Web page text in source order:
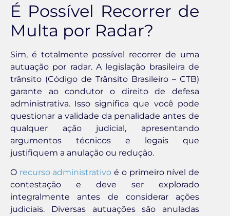
É Possível Recorrer de
Multa por Radar?
Sim, é totalmente possível recorrer de uma
autuação por radar. A legislação brasileira de
trânsito (Código de Trânsito Brasileiro – CTB)
garante ao condutor o direito de defesa
administrativa. Isso significa que você pode
questionar a validade da penalidade antes de
qualquer ação judicial, apresentando
argumentos técnicos e legais que
justifiquem a anulação ou redução.
O recurso administrativo é o primeiro nível de
contestação e deve ser explorado
integralmente antes de considerar ações
judiciais. Diversas autuações são anuladas